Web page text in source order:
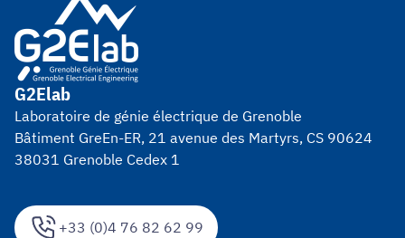
+33 (0)4 76 82 62 99
G2Elab
Laboratoire de génie électrique de Grenoble
Bâtiment GreEn-ER, 21 avenue des Martyrs, CS 90624
38031 Grenoble Cedex 1